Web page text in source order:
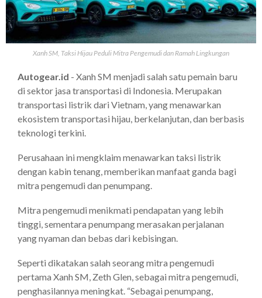
Xanh SM, Taksi Hijau Peduli Mitra Pengemudi dan Ramah Lingkungan
Autogear.id - Xanh SM menjadi salah satu pemain baru
di sektor jasa transportasi di Indonesia. Merupakan
transportasi listrik dari Vietnam, yang menawarkan
ekosistem transportasi hijau, berkelanjutan, dan berbasis
teknologi terkini.
Perusahaan ini mengklaim menawarkan taksi listrik
dengan kabin tenang, memberikan manfaat ganda bagi
mitra pengemudi dan penumpang.
Mitra pengemudi menikmati pendapatan yang lebih
tinggi, sementara penumpang merasakan perjalanan
yang nyaman dan bebas dari kebisingan.
Seperti dikatakan salah seorang mitra pengemudi
pertama Xanh SM, Zeth Glen, sebagai mitra pengemudi,
penghasilannya meningkat. “Sebagai penumpang,